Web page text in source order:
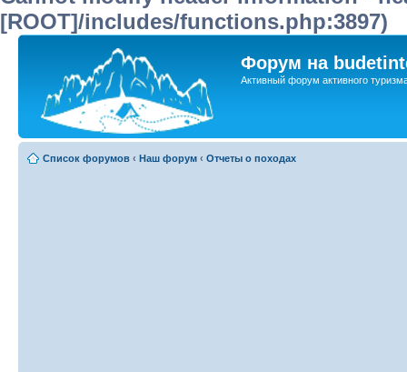
[ROOT]/includes/functions.php:3897)
Форум на
Активный форум активного
Список форумов ‹ Наш форум ‹ Отчеты о походах